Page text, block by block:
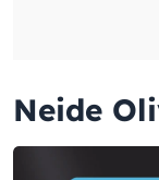
Neide